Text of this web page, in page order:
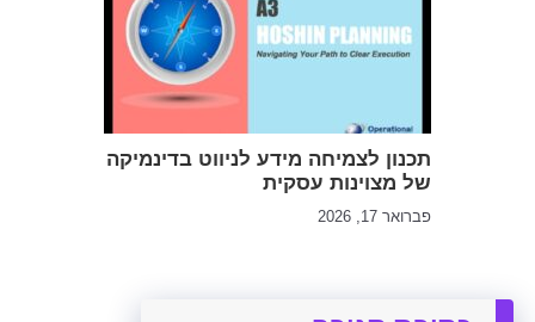
תכנון לצמיחה מידע לניווט בדינמיקה
של מצוינות עסקית
פברואר 17, 2026